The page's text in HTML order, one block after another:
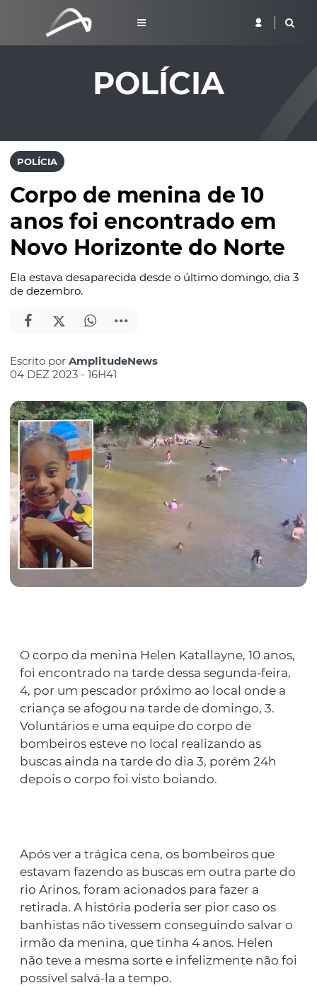
POLÍCIA
POLÍCIA
Corpo de menina de 10
anos foi encontrado em
Novo Horizonte do Norte
Ela estava desaparecida desde o último domingo, dia 3
de dezembro.
Escrito por AmplitudeNews
04 DEZ 2023 - 16H41
O corpo da menina Helen Katallayne, 10 anos,
foi encontrado na tarde dessa segunda-feira,
4, por um pescador próximo ao local onde a
criança se afogou na tarde de domingo, 3.
Voluntários e uma equipe do corpo de
bombeiros esteve no local realizando as
buscas ainda na tarde do dia 3, porém 24h
depois o corpo foi visto boiando.
Após ver a trágica cena, os bombeiros que
estavam fazendo as buscas em outra parte do
rio Arinos, foram acionados para fazer a
retirada. A história poderia ser pior caso os
banhistas não tivessem conseguindo salvar o
irmão da menina, que tinha 4 anos. Helen
não teve a mesma sorte e infelizmente não foi
possível salvá-la a tempo.